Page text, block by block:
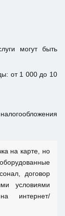
могут быть
от 1 000 до 10
на карте, но
договор
условиями
интернет/